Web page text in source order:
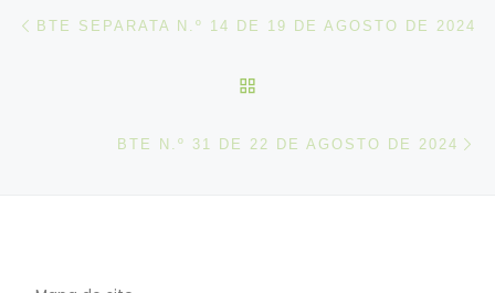
Post navigation
BTE SEPARATA N.º 14 DE 19 DE AGOSTO DE 2024
BTE N.º 31 DE 22 DE AGOSTO DE 2024